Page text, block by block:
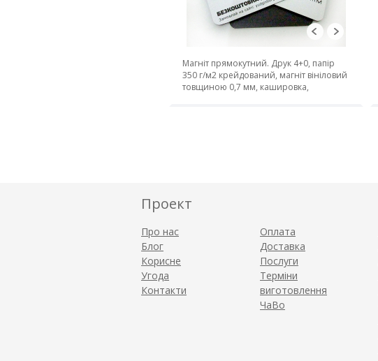
Магніт прямокутний. Друк 4+0, папір
350 г/м2 крейдований, магніт вініловий
товщиною 0,7 мм, кашировка,
Проект
Про нас
Блог
Корисне
Угода
Контакти
Оплата
Доставка
Послуги
Терміни
виготовлення
ЧаВо